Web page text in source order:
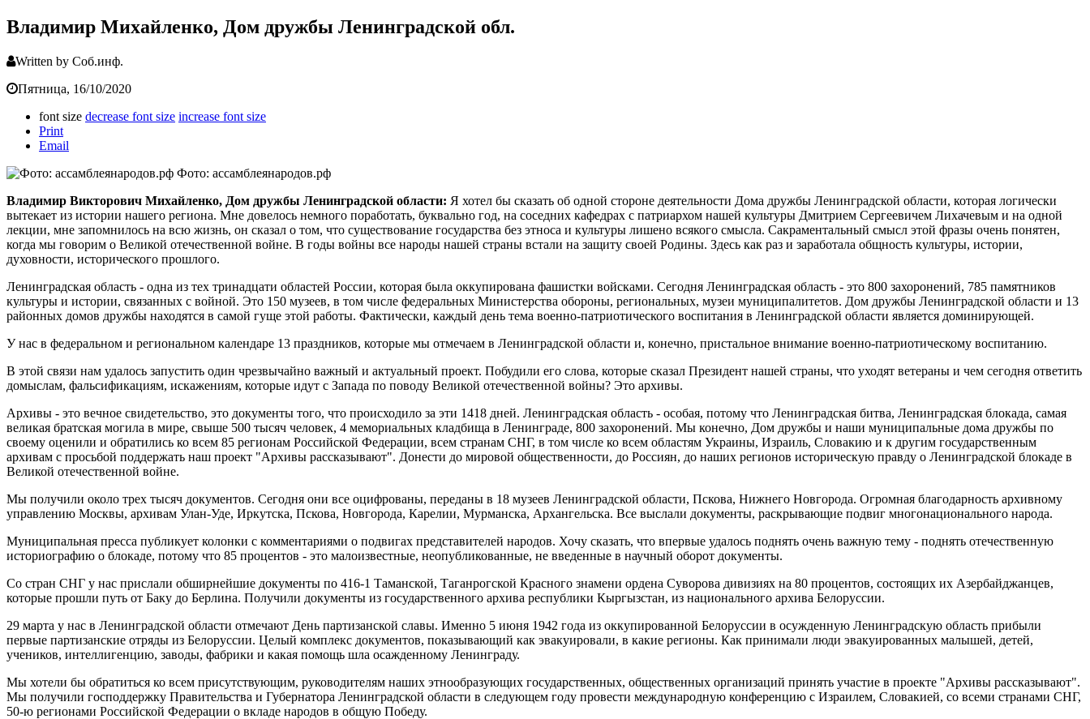
Владимир Михайленко, Дом дружбы Ленинградской обл.
Written by Соб.инф.
Пятница, 16/10/2020
font size decrease font size increase font size
Print
Email
Фото: ассамблеянародов.рф
Владимир Викторович Михайленко, Дом дружбы Ленинградской области: Я хотел бы сказать об одной стороне деятельности Дома дружбы Ленинградской области, которая логически
вытекает из истории нашего региона. Мне довелось немного поработать, буквально год, на соседних кафедрах с патриархом нашей культуры Дмитрием Сергеевичем Лихачевым и на одной
лекции, мне запомнилось на всю жизнь, он сказал о том, что существование государства без этноса и культуры лишено всякого смысла. Сакраментальный смысл этой фразы очень понятен,
когда мы говорим о Великой отечественной войне. В годы войны все народы нашей страны встали на защиту своей Родины. Здесь как раз и заработала общность культуры, истории,
духовности, исторического прошлого.
Ленинградская область - одна из тех тринадцати областей России, которая была оккупирована фашистки войсками. Сегодня Ленинградская область - это 800 захоронений, 785 памятников
культуры и истории, связанных с войной. Это 150 музеев, в том числе федеральных Министерства обороны, региональных, музеи муниципалитетов. Дом дружбы Ленинградской области и 13
районных домов дружбы находятся в самой гуще этой работы. Фактически, каждый день тема военно-патриотического воспитания в Ленинградской области является доминирующей.
У нас в федеральном и региональном календаре 13 праздников, которые мы отмечаем в Ленинградской области и, конечно, пристальное внимание военно-патриотическому воспитанию.
В этой связи нам удалось запустить один чрезвычайно важный и актуальный проект. Побудили его слова, которые сказал Президент нашей страны, что уходят ветераны и чем сегодня ответить
домыслам, фальсификациям, искажениям, которые идут с Запада по поводу Великой отечественной войны? Это архивы.
Архивы - это вечное свидетельство, это документы того, что происходило за эти 1418 дней. Ленинградская область - особая, потому что Ленинградская битва, Ленинградская блокада, самая
великая братская могила в мире, свыше 500 тысяч человек, 4 мемориальных кладбища в Ленинграде, 800 захоронений. Мы конечно, Дом дружбы и наши муниципальные дома дружбы по
своему оценили и обратились ко всем 85 регионам Российской Федерации, всем странам СНГ, в том числе ко всем областям Украины, Израиль, Словакию и к другим государственным
архивам с просьбой поддержать наш проект "Архивы рассказывают". Донести до мировой общественности, до Россиян, до наших регионов историческую правду о Ленинградской блокаде в
Великой отечественной войне.
Мы получили около трех тысяч документов. Сегодня они все оцифрованы, переданы в 18 музеев Ленинградской области, Пскова, Нижнего Новгорода. Огромная благодарность архивному
управлению Москвы, архивам Улан-Уде, Иркутска, Пскова, Новгорода, Карелии, Мурманска, Архангельска. Все выслали документы, раскрывающие подвиг многонационального народа.
Муниципальная пресса публикует колонки с комментариями о подвигах представителей народов. Хочу сказать, что впервые удалось поднять очень важную тему - поднять отечественную
историографию о блокаде, потому что 85 процентов - это малоизвестные, неопубликованные, не введенные в научный оборот документы.
Со стран СНГ у нас прислали обширнейшие документы по 416-1 Таманской, Таганрогской Красного знамени ордена Суворова дивизиях на 80 процентов, состоящих их Азербайджанцев,
которые прошли путь от Баку до Берлина. Получили документы из государственного архива республики Кыргызстан, из национального архива Белоруссии.
29 марта у нас в Ленинградской области отмечают День партизанской славы. Именно 5 июня 1942 года из оккупированной Белоруссии в осужденную Ленинградскую область прибыли
первые партизанские отряды из Белоруссии. Целый комплекс документов, показывающий как эвакуировали, в какие регионы. Как принимали люди эвакуированных малышей, детей,
учеников, интеллигенцию, заводы, фабрики и какая помощь шла осажденному Ленинграду.
Мы хотели бы обратиться ко всем присутствующим, руководителям наших этнообразующих государственных, общественных организаций принять участие в проекте "Архивы рассказывают".
Мы получили господдержку Правительства и Губернатора Ленинградской области в следующем году провести международную конференцию с Израилем, Словакией, со всеми странами СНГ,
50-ю регионами Российской Федерации о вкладе народов в общую Победу.